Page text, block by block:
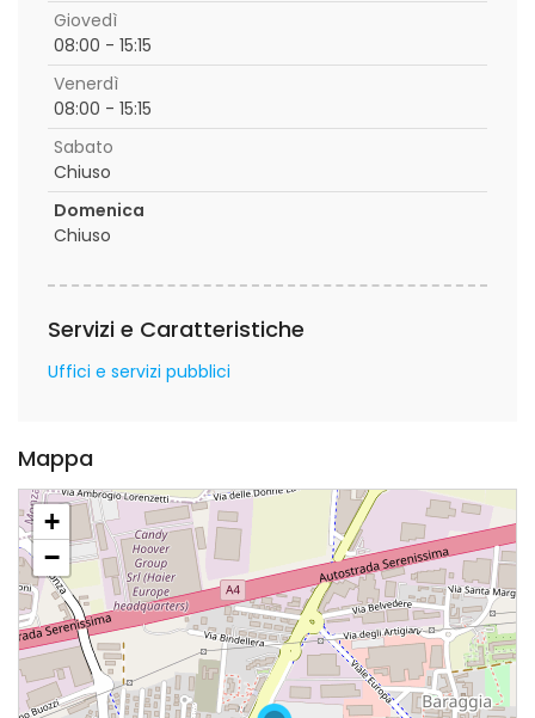
Giovedì
08:00 - 15:15
Venerdì
08:00 - 15:15
Sabato
Chiuso
Domenica
Chiuso
Servizi e Caratteristiche
Uffici e servizi pubblici
Mappa
+
−